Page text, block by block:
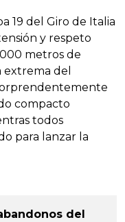
19 del Giro de Italia
y respeto
metros de
del
compacto
todos
para lanzar la
del